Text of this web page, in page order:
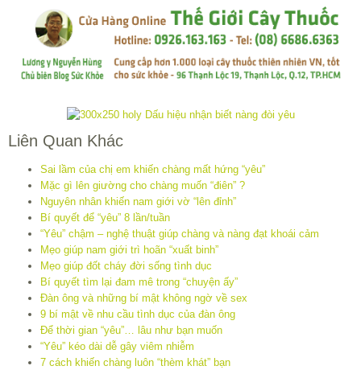
Liên Quan Khác
Sai lầm của chị em khiến chàng mất hứng “yêu”
Mặc gì lên giường cho chàng muốn “điên” ?
Nguyên nhân khiến nam giới vờ “lên đỉnh”
Bí quyết để “yêu” 8 lần/tuần
“Yêu” chậm – nghệ thuật giúp chàng và nàng đạt khoái cảm
Mẹo giúp nam giới trì hoãn “xuất binh”
Mẹo giúp đốt cháy đời sống tình dục
Bí quyết tìm lại đam mê trong “chuyện ấy”
Đàn ông và những bí mật không ngờ về sex
9 bí mật về nhu cầu tình dục của đàn ông
Để thời gian “yêu”… lâu như bạn muốn
“Yêu” kéo dài dễ gây viêm nhiễm
7 cách khiến chàng luôn “thèm khát” bạn